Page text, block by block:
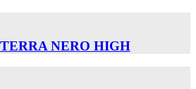
NERO HIGH